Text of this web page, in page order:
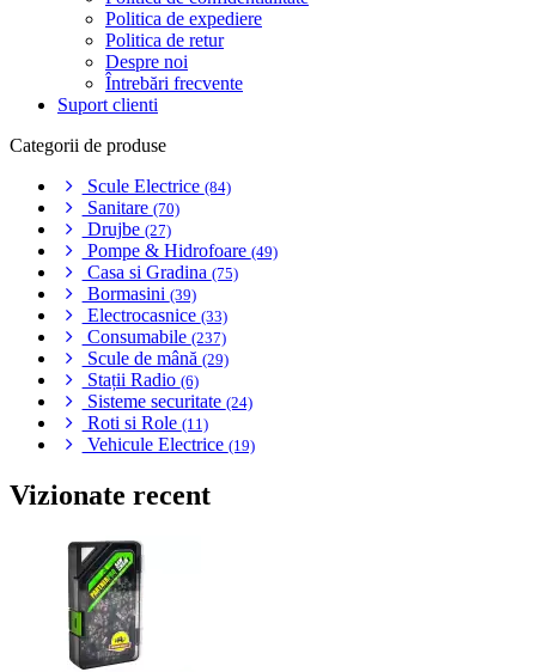
Politica de expediere
Politica de retur
Despre noi
Întrebări frecvente
Suport clienti
Categorii de produse
Scule Electrice (84)
Sanitare (70)
Drujbe (27)
Pompe & Hidrofoare (49)
Casa si Gradina (75)
Bormasini (39)
Electrocasnice (33)
Consumabile (237)
Scule de mână (29)
Stații Radio (6)
Sisteme securitate (24)
Roti si Role (11)
Vehicule Electrice (19)
Vizionate recent